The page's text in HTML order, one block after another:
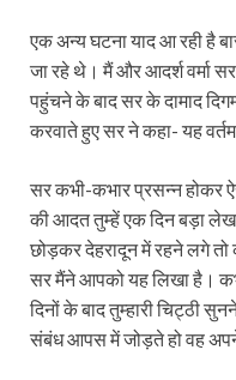
एक अन्य घटना याद आ रही है
जा रहे थे। मैं और आदर्श वर्मा
पहुंचने के बाद सर के दामाद
करवाते हुए सर ने कहा- यह
सर कभी-कभार प्रसन्न होकर
की आदत तुम्हें एक दिन बड़ा
छोड़कर देहरादून में रहने लगे
सर मैंने आपको यह लिखा है।
दिनों के बाद तुम्हारी चिट्ठी
संबंध आपस में जोड़ते हो वह